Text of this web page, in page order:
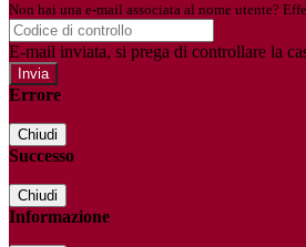
Non hai una e-mail associata al nome utente?
E-mail inviata, si prega di controllare la
Errore
Chiudi
Successo
Chiudi
Informazione